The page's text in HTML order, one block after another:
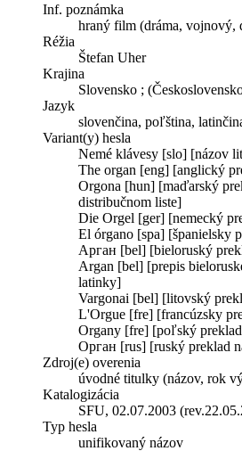
Inf. poznámka
hraný film (dráma, vojnový,
Réžia
Štefan Uher
Krajina
Slovensko ;
Jazyk
slovenčina, poľština,
Variant(y) hesla
Nemé klávesy [slo] [názov
The organ [eng] [anglický
Orgona [hun] [maďarský
distribučnom liste]
Die Orgel [ger] [nemecký
El órgano [spa] [španielsky
Арган [bel] [bieloruský
Argan [bel] [prepis
latinky]
Vargonai [bel] [litovský
L'Orgue [fre] [francúzsky
Organy [fre] [poľský
Орган [rus] [ruský preklad
Zdroj(e) overenia
úvodné titulky (názov, rok
Katalogizácia
SFU, 02.07.2003
Typ hesla
unifikovaný názov